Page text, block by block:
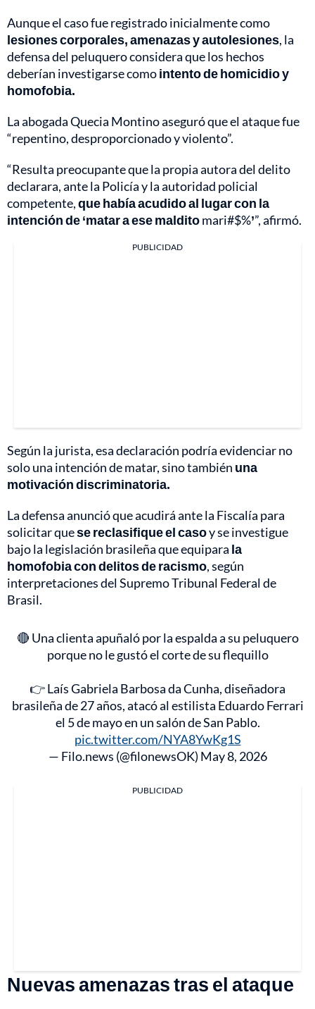
Aunque el caso fue registrado inicialmente como
lesiones corporales, amenazas y autolesiones, la
defensa del peluquero considera que los hechos
deberían investigarse comointento de homicidio y
homofobia.
La abogada Quecia Montino aseguró que el ataque fue
“repentino, desproporcionado y violento”.
“Resulta preocupante que la propia autora del delito
declarara, ante la Policía y la autoridad policial
competente,que había acudido al lugar con la
intención de ‘matar a ese malditomari#$%’”, afirmó.
PUBLICIDAD
Según la jurista, esa declaración podría evidenciar no
solo una intención de matar, sino también una
motivación discriminatoria.
La defensa anunció que acudirá ante la Fiscalía para
solicitar quese reclasifique el casoy se investigue
bajo la legislación brasileña que equipara la
homofobia con delitos de racismo, según
interpretaciones del Supremo Tribunal Federal de
Brasil.
🔴 Una clienta apuñaló por la espalda a su peluquero
porque no le gustó el corte de su flequillo
👉 Laís Gabriela Barbosa da Cunha, diseñadora
brasileña de 27 años, atacó al estilista Eduardo Ferrari
el 5 de mayo en un salón de San Pablo.
pic.twitter.com/NYA8YwKg1S
— Filo.news (@filonewsOK) May 8, 2026
PUBLICIDAD
Nuevas amenazas tras el ataque